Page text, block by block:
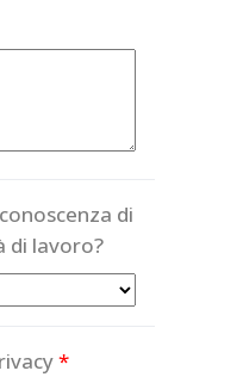
di
di lavoro?
*